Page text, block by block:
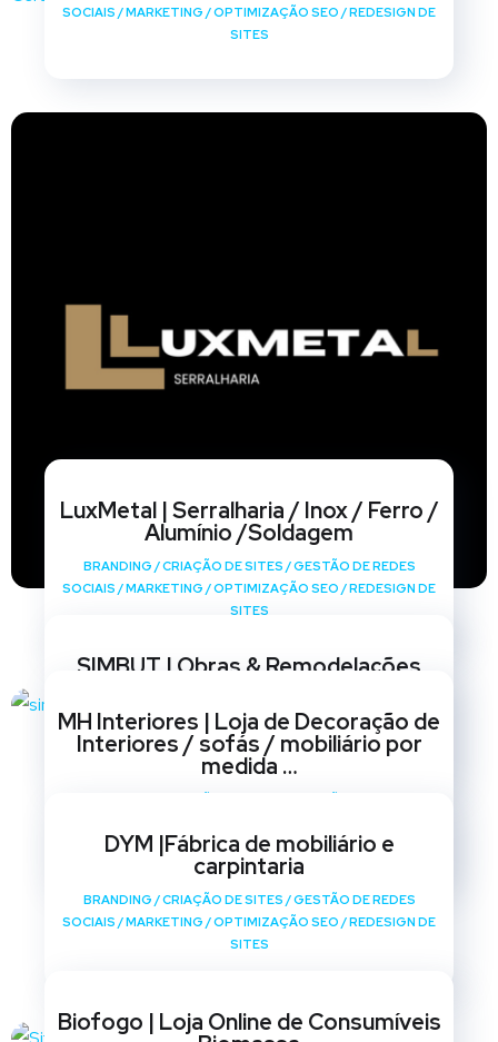
SOCIAIS /MARKETING /OPTIMIZAÇÃO SEO /REDESIGN DE
SITES
LuxMetal | Serralharia / Inox / Ferro /
Alumínio /Soldagem
BRANDING /CRIAÇÃO DE SITES /GESTÃO DE REDES
SOCIAIS /MARKETING /OPTIMIZAÇÃO SEO /REDESIGN DE
SITES
SIMBUT | Obras & Remodelações
SOCIAIS /MARKETING OPTIMIZAÇÃO SEO/ REDESIGN DE
SITES
MH Interiores | Loja de Decoração de
Interiores / sofás / mobiliário por
medida …
SITES
DYM |Fábrica de mobiliário e
carpintaria
BRANDING /CRIAÇÃO DE SITES /GESTÃO DE REDES
SOCIAIS /MARKETING /OPTIMIZAÇÃO SEO /REDESIGN DE
SITES
Biofogo | Loja Online de Consumíveis